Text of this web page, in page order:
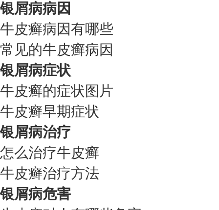
银屑病病因
牛皮癣病因有哪些
常见的牛皮癣病因
银屑病症状
牛皮癣的症状图片
牛皮癣早期症状
银屑病治疗
怎么治疗牛皮癣
牛皮癣治疗方法
银屑病危害